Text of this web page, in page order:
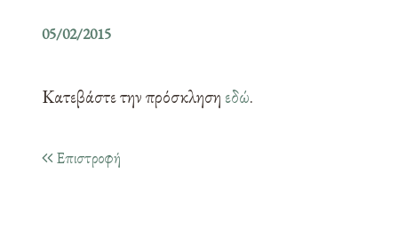
05/02/2015
Κατεβάστε την πρόσκληση εδώ.
Επιστροφή